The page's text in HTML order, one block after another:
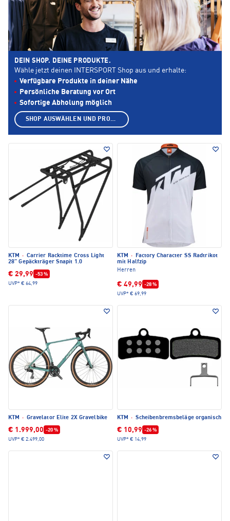
KTM · Carrier Racktime Cross Light
28" Gepäckträger Snapit 1.0
€ 29,99 -53 %
UVP* € 64,99
KTM ·
Factory Character SS Radtrikot
mit Halfzip
Herren
€ 49,99 -28 %
UVP* € 69,99
KTM · Gravelator Elite 2X Gravelbike
€ 1.999,00 -20 %
UVP* € 2.499,00
KTM · Scheibenbremsbeläge organisch
€ 10,99 -26 %
UVP* € 14,99
DEIN SHOP. DEINE PRODUKTE.
Wähle jetzt deinen INTERSPORT Shop aus und erhalte:
Verfügbare Produkte in deiner Nähe
Persönliche Beratung vor Ort
Sofortige Abholung möglich
SHOP AUSWÄHLEN UND PRODUKTE ANZEIGEN